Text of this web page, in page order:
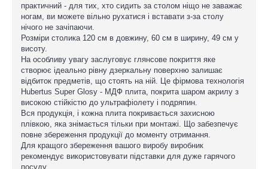
практичний - для тих, хто сидить за столом ніщо не заважає
ногам, ви можете вільно рухатися і вставати з-за столу
нічого не зачіпаючи.
Розміри столика 120 см в довжину, 60 см в ширину, 49 см у
висоту.
На особливу увагу заслуговує глянсове покриття яке
створює ідеально рівну дзеркальну поверхню залишає
відбиток предметів, що стоять на ній. Це фірмова технологія
Hubertus Super Glosy - МДФ плита, покрита шаром акрилу з
високою стійкістю до ультрафіолету і подряпин.
Вся продукція, і кожна плита покривається захисною
плівкою, яка знімається тільки при монтажі. Що забезпечує
повне збереження продукції до моменту отримання.
Для кращого збереження вашого виробу виробник
рекомендує використовувати підставки для дуже гарячого
посуду.